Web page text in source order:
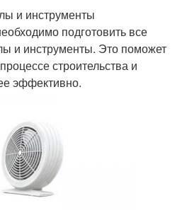
и инструменты
подготовить все
и инструменты. Это поможет
строительства и
эффективно.